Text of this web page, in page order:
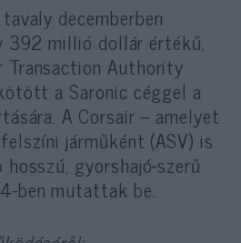
decemberben
392 millió dollár értékű,
Authority
a Saronic céggel a
A Corsair – amelyet
járműként (ASV) is
gyorshajó-szerű
ben mutattak be.